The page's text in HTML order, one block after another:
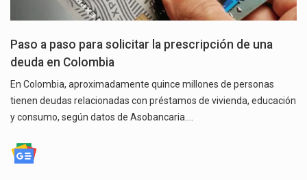
Paso a paso para solicitar la prescripción de una
deuda en Colombia
En Colombia, aproximadamente quince millones de personas
tienen deudas relacionadas con préstamos de vivienda, educación
y consumo, según datos de Asobancaria.…